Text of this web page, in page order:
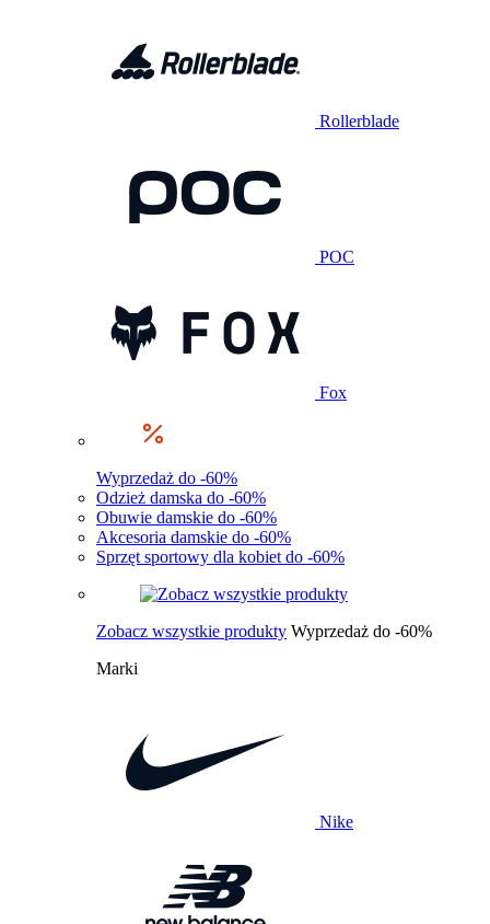
Rollerblade
POC
Fox
Wyprzedaż do -60%
Odzież damska do -60%
Obuwie damskie do -60%
Akcesoria damskie do -60%
Sprzęt sportowy dla kobiet do -60%
Zobacz wszystkie produkty Wyprzedaż do -60%
Marki
Nike